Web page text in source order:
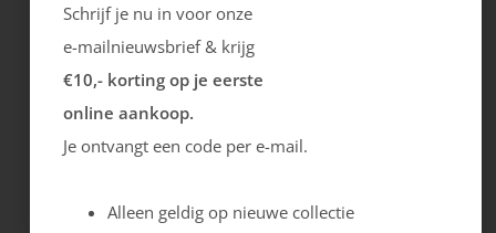
149.99
Schrijf je nu in voor onze
e-mailnieuwsbrief & krijg
€10,- korting op je eerste
online aankoop.
Je ontvangt een code per e-mail.
Alleen geldig op nieuwe collectie